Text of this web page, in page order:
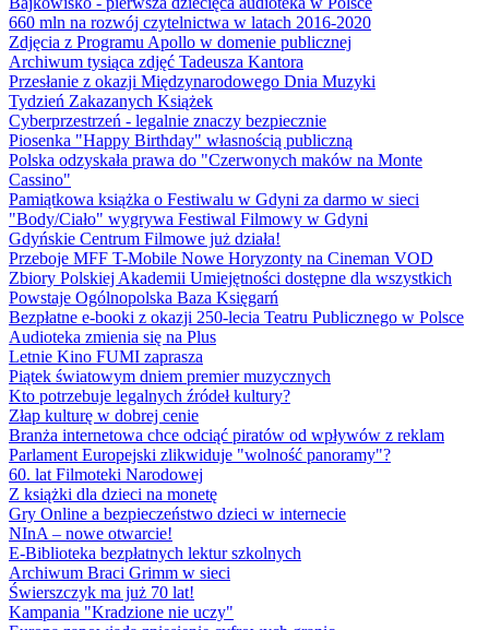
660 mln na rozwój czytelnictwa w latach 2016-2020
Zdjęcia z Programu Apollo w domenie publicznej
Archiwum tysiąca zdjęć Tadeusza Kantora
Przesłanie z okazji Międzynarodowego Dnia Muzyki
Tydzień Zakazanych Książek
Cyberprzestrzeń - legalnie znaczy bezpiecznie
Piosenka "Happy Birthday" własnością publiczną
Polska odzyskała prawa do "Czerwonych maków na Monte
Cassino"
Pamiątkowa książka o Festiwalu w Gdyni za darmo w sieci
"Body/Ciało" wygrywa Festiwal Filmowy w Gdyni
Gdyńskie Centrum Filmowe już działa!
Przeboje MFF T-Mobile Nowe Horyzonty na Cineman VOD
Zbiory Polskiej Akademii Umiejętności dostępne dla wszystkich
Powstaje Ogólnopolska Baza Księgarń
Bezpłatne e-booki z okazji 250-lecia Teatru Publicznego w Polsce
Audioteka zmienia się na Plus
Letnie Kino FUMI zaprasza
Piątek światowym dniem premier muzycznych
Kto potrzebuje legalnych źródeł kultury?
Złap kulturę w dobrej cenie
Branża internetowa chce odciąć piratów od wpływów z reklam
Parlament Europejski zlikwiduje "wolność panoramy"?
60. lat Filmoteki Narodowej
Z książki dla dzieci na monetę
Gry Online a bezpieczeństwo dzieci w internecie
NInA – nowe otwarcie!
E-Biblioteka bezpłatnych lektur szkolnych
Archiwum Braci Grimm w sieci
Świerszczyk ma już 70 lat!
Kampania "Kradzione nie uczy"